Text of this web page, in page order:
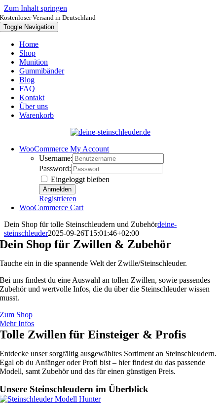
Zum Inhalt springen
Kostenloser Versand in Deutschland
Toggle Navigation
Home
Shop
Munition
Gummibänder
Blog
FAQ
Kontakt
Über uns
Warenkorb
WooCommerce My Account
Username:
Password:
Eingeloggt bleiben
Registrieren
WooCommerce Cart
Dein Shop für tolle Steinschleudern und Zubehördeine-
steinschleuder2025-09-26T15:01:46+02:00
Dein Shop für Zwillen & Zubehör
Tauche ein in die spannende Welt der Zwille/Steinschleuder.
Bei uns findest du eine Auswahl an tollen Zwillen, sowie passendes
Zubehör und wertvolle Infos, die du über die Steinschleuder wissen
musst.
Zum Shop
Mehr Infos
Tolle Zwillen für Einsteiger & Profis
Entdecke unser sorgfältig ausgewähltes Sortiment an Steinschleudern.
Egal ob du Anfänger oder Profi bist – hier findest du das passende
Modell, samt Zubehör und das für einen günstigen Preis.
Unsere Steinschleudern im Überblick